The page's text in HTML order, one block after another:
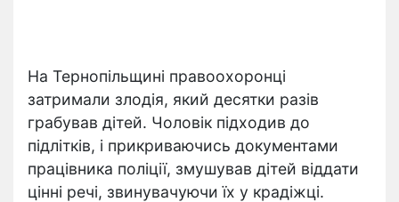
На Тернопільщині правоохоронці
затримали злодія, який десятки разів
грабував дітей. Чоловік підходив до
підлітків, і прикриваючись документами
працівника поліції, змушував дітей віддати
цінні речі, звинувачуючи їх у крадіжці.